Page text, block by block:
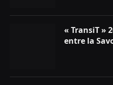
« TransiT »
entre la